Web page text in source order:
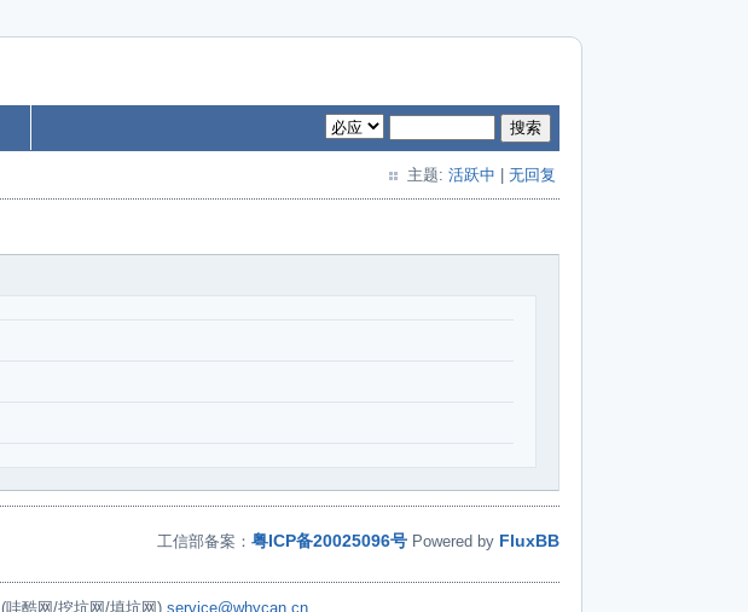
搜索
主题: 活跃中 无回复
工信部备案： 粤ICP备20025096号 Powered by FluxBB
(哇酷网/挖坑网/填坑网) service@whycan.cn